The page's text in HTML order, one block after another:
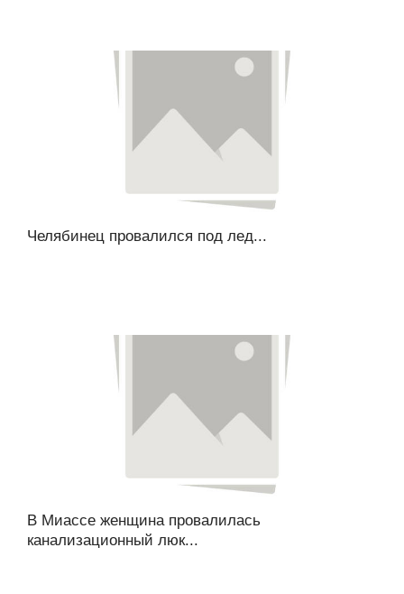
Челябинец провалился под лед...
В Миассе женщина провалилась
канализационный люк...